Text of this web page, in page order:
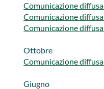
​Comunicazione
​Comunicazione
​Comunicazione
​Ottobre
​Comunicazione
Giugno